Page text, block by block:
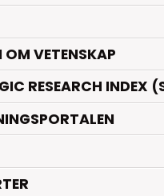
OM VETENSKAP
RESEARCH INDEX